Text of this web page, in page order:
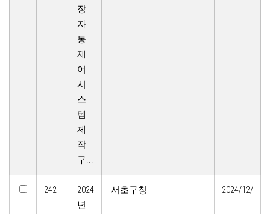
장
자
동
제
어
시
스
템
제
작
구...
242
2024
년
서초구청 2024/12/